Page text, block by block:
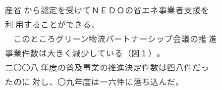
産省 から認定を受けてＮＥＤＯの省エネ事業者支援を
利 用することができる。
このところグリーン物流パートナーシップ会議の推 進
事業件数は大きく減少している（図１）。
二〇〇八 年度の普及事業の推進決定件数は四八件だっ
たのに 対し、〇九年度は一六件に落ち込んだ。